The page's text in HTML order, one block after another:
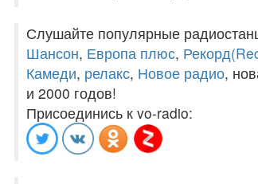
Слушайте популярные
Шансон, Европа плюс,
Камеди, релакс, Новое радио,
и 2000 годов!
Присоединись к vo-radio: